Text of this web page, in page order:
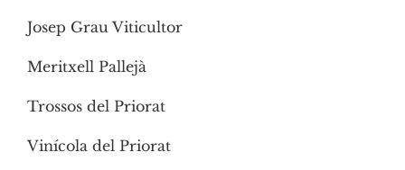
Josep Grau Viticultor
Meritxell Pallejà
Trossos del Priorat
Vinícola del Priorat